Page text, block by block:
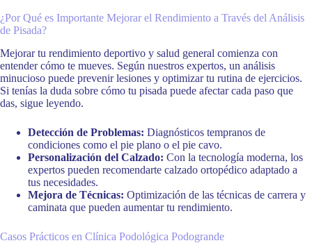
¿Por Qué es Importante Mejorar el Rendimiento a Través del Análisis
de Pisada?
Mejorar tu rendimiento deportivo y salud general comienza con
entender cómo te mueves. Según nuestros expertos, un análisis
minucioso puede prevenir lesiones y optimizar tu rutina de ejercicios.
Si tenías la duda sobre cómo tu pisada puede afectar cada paso que
das, sigue leyendo.
Detección de Problemas: Diagnósticos tempranos de
condiciones como el pie plano o el pie cavo.
Personalización del Calzado: Con la tecnología moderna, los
expertos pueden recomendarte calzado ortopédico adaptado a
tus necesidades.
Mejora de Técnicas: Optimización de las técnicas de carrera y
caminata que pueden aumentar tu rendimiento.
Casos Prácticos en Clínica Podológica Podogrande